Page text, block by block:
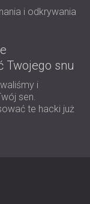
i odkrywania
Twojego snu
i
sen.
te hacki już